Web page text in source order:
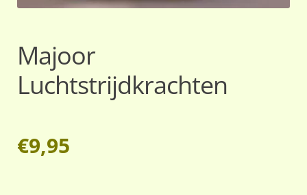
Majoor
Luchtstrijdkrachten
€9,95